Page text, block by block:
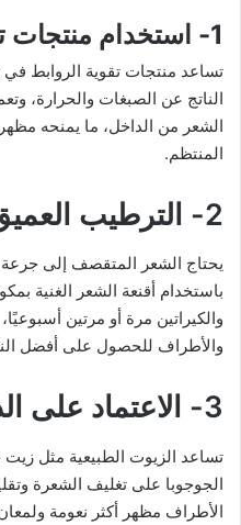
1- استخدام منتجات تقوية الروابط
تساعد منتجات تقوية الروابط في
الناتج عن الصبغات والحرارة،
الشعر من الداخل، ما يمنحه
المنتظم.
2- الترطيب العميق بشكل منتظم
يحتاج الشعر المتقصف إلى
باستخدام أقنعة الشعر الغنية
والكيراتين مرة أو مرتين
والأطراف للحصول على أفضل
3- الاعتماد على الذهب السائل
تساعد الزيوت الطبيعية مثل زيت
الجوجوبا على تغليف الشعرة
الأطراف مظهر أكثر نعومة